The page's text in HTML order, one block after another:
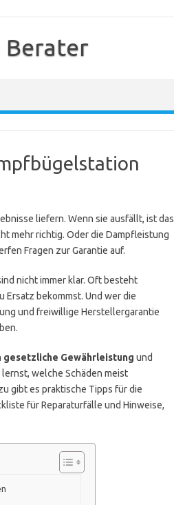
Berater
liefern. Wenn sie ausfällt, ist das
mehr richtig. Oder die Dampfleistung
Fragen zur Garantie auf.
nicht immer klar. Oft besteht
Ersatz bekommst. Und wer die
und freiwillige Herstellergarantie
gesetzliche Gewährleistung und
welche Schäden meist
gibt es praktische Tipps für die
für Reparaturfälle und Hinweise,